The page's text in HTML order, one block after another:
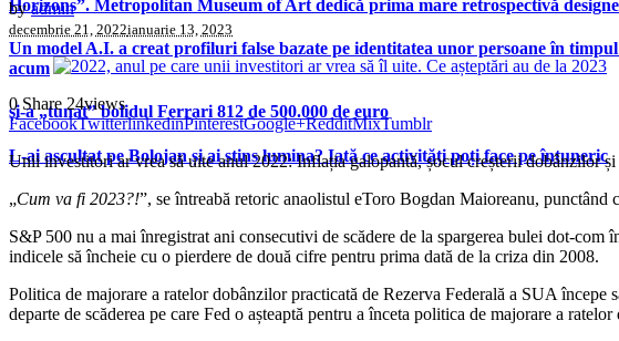
Horizons”. Metropolitan Museum of Art dedică prima mare retrospectivă
Un model A.I. a creat profiluri false bazate pe identitatea unor persoane în
acum
și-a „tunat” bolidul Ferrari 812 de 500.000 de euro
L-ai ascultat pe Bolojan și ai stins lumina? Iată ce activități poți face pe întuneric
byadmin
decembrie 21, 2022ianuarie 13, 2023
0Share 24views
FacebookTwitterlinkedinPinterestGoogle+RedditMixTumblr
Unii investitori ar vrea să uite anul 2022: Inflația galopantă, șocul creșterii dobânzilor
„Cum va fi 2023?!”, se întreabă retoric anaolistul eToro Bogdan Maioreanu,
S&P 500 nu a mai înregistrat ani consecutivi de scădere de la spargerea bulei dot-
indicele să încheie cu o pierdere de două cifre pentru prima dată de la criza din 2008.
Politica de majorare a ratelor dobânzilor practicată de Rezerva Federală a SUA
departe de scăderea pe care Fed o așteaptă pentru a înceta politica de majorare a